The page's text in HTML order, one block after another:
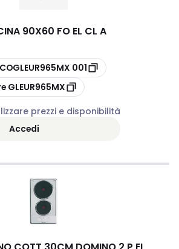
90X60 FO EL CL A
COGLEUR965MX 001
GLEUR965MX
prezzi e disponibilità
Accedi